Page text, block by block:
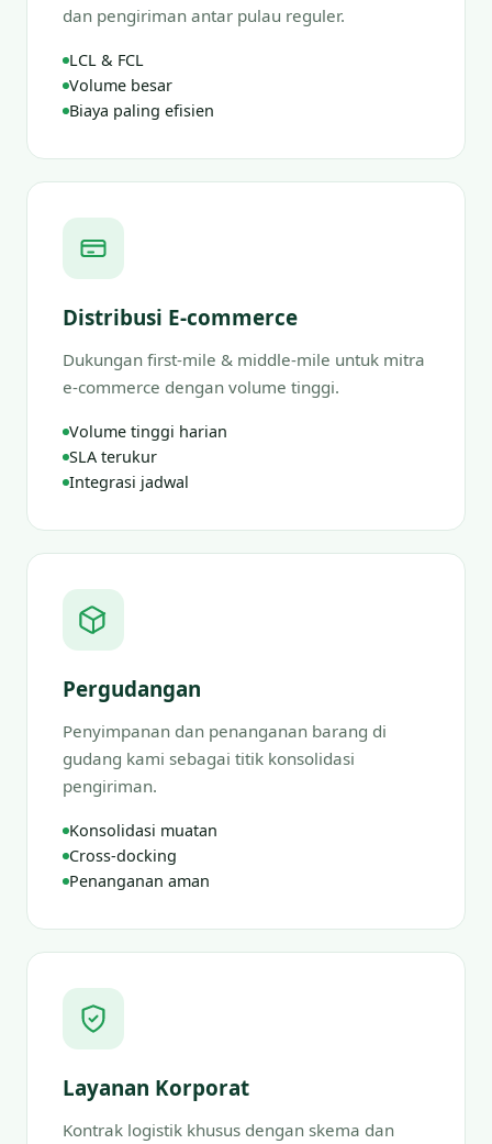
dan pengiriman antar pulau reguler.
LCL & FCL
Volume besar
Biaya paling efisien
Distribusi E-commerce
Dukungan first-mile & middle-mile untuk mitra
e-commerce dengan volume tinggi.
Volume tinggi harian
SLA terukur
Integrasi jadwal
Pergudangan
Penyimpanan dan penanganan barang di
gudang kami sebagai titik konsolidasi
pengiriman.
Konsolidasi muatan
Cross-docking
Penanganan aman
Layanan Korporat
Kontrak logistik khusus dengan skema dan